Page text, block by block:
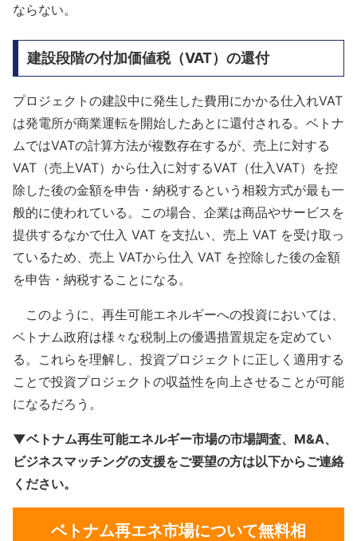
ならない。
建設段階の付加価値税（VAT）の還付
プロジェクトの建設中に発生した費用にかかる仕入れVAT
は発電所が商業運転を開始したあとに還付される。ベトナ
ムではVATの計算方法が複数存在するが、売上に対する
VAT（売上VAT）から仕入に対するVAT（仕入VAT）を控
除した後の金額を申告・納税するという相殺方式が最も一
般的に使われている。この場合、企業は商品やサービスを
提供するなかで仕入 VAT を支払い、売上 VAT を受け取っ
ているため、売上 VATから仕入 VAT を控除した後の金額
を申告・納税することになる。
このように、再生可能エネルギーへの投資においては、
ベトナム政府は様々な税制上の優遇措置規定を定めてい
る。これらを理解し、投資プロジェクトに正しく適用する
ことで投資プロジェクトの収益性を向上させることが可能
になるだろう。
▼ベトナム再生可能エネルギー市場の市場調査、M&A、
ビジネスマッチングの支援をご要望の方は以下からご連絡
ください。
ベトナム再エネ市場について無料相